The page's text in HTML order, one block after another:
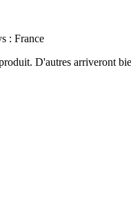
: France
D'autres arriveront